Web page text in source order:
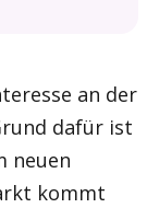
an der
dafür ist
neuen
kommt